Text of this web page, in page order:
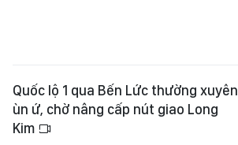
Quốc lộ 1 qua Bến Lức thường xuyên
ùn ứ, chờ nâng cấp nút giao Long
Kim